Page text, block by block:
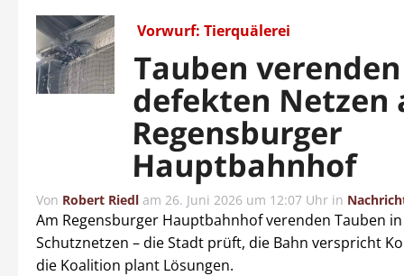
Vorwurf: Tierquälerei
Tauben
defekten Netzen
Regensburger
Hauptbahnhof
Von Robert Riedl am 26. Juni 2026 um 12:07 Uhr in
Am Regensburger Hauptbahnhof verenden Tauben
Schutznetzen – die Stadt prüft, die Bahn verspricht
die Koalition plant Lösungen.